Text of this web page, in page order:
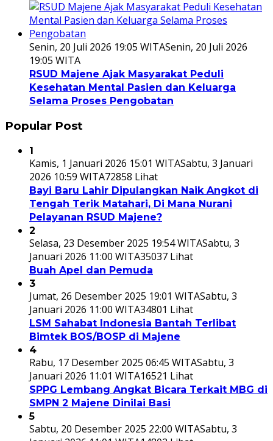
Senin, 20 Juli 2026 19:05 WITASenin, 20 Juli 2026
19:05 WITA
RSUD Majene Ajak Masyarakat Peduli
Kesehatan Mental Pasien dan Keluarga
Selama Proses Pengobatan
Popular Post
1
Kamis, 1 Januari 2026 15:01 WITASabtu, 3 Januari
2026 10:59 WITA72858 Lihat
Bayi Baru Lahir Dipulangkan Naik Angkot di
Tengah Terik Matahari, Di Mana Nurani
Pelayanan RSUD Majene?
2
Selasa, 23 Desember 2025 19:54 WITASabtu, 3
Januari 2026 11:00 WITA35037 Lihat
Buah Apel dan Pemuda
3
Jumat, 26 Desember 2025 19:01 WITASabtu, 3
Januari 2026 11:00 WITA34801 Lihat
LSM Sahabat Indonesia Bantah Terlibat
Bimtek BOS/BOSP di Majene
4
Rabu, 17 Desember 2025 06:45 WITASabtu, 3
Januari 2026 11:01 WITA16521 Lihat
SPPG Lembang Angkat Bicara Terkait MBG di
SMPN 2 Majene Dinilai Basi
5
Sabtu, 20 Desember 2025 22:00 WITASabtu, 3